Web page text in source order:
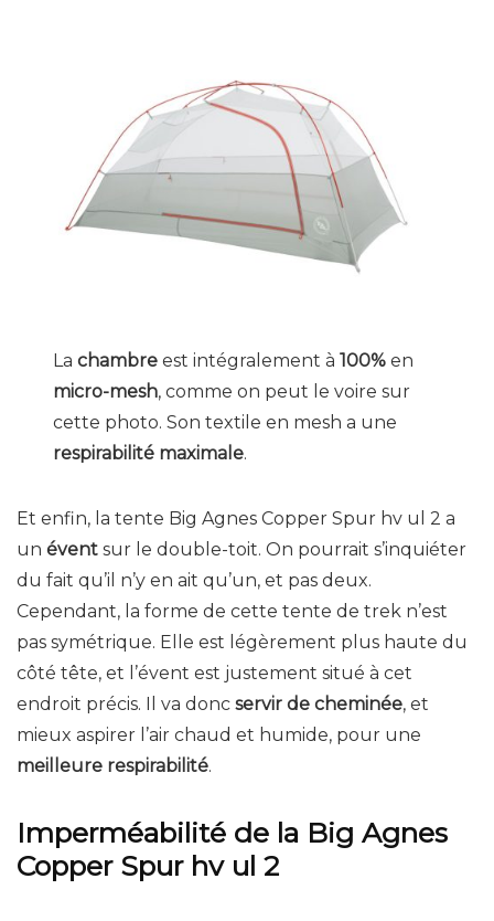
Lachambre est intégralement à100% en
micro-mesh, comme on peut le voire sur
cette photo. Son textile en mesh a une
respirabilité maximale.
Et enfin, la tente Big Agnes Copper Spur hv ul 2 a
un évent sur le double-toit. On pourrait s’inquiéter
du fait qu’il n’y en ait qu’un, et pas deux.
Cependant, la forme de cette tente de trek n’est
pas symétrique. Elle est légèrement plus haute du
côté tête, et l’évent est justement situé à cet
endroit précis. Il va donc servir de cheminée, et
mieux aspirer l’air chaud et humide, pour une
meilleure respirabilité.
Imperméabilité de la Big Agnes
Copper Spur hv ul 2